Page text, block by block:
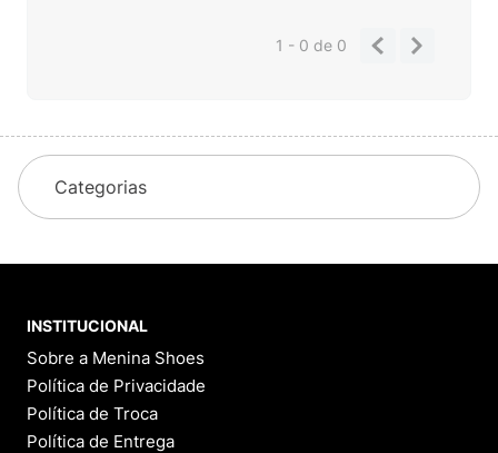
1 - 0de 0
Categorias
INSTITUCIONAL
Sobre a Menina Shoes
Política de Privacidade
Política de Troca
Política de Entrega